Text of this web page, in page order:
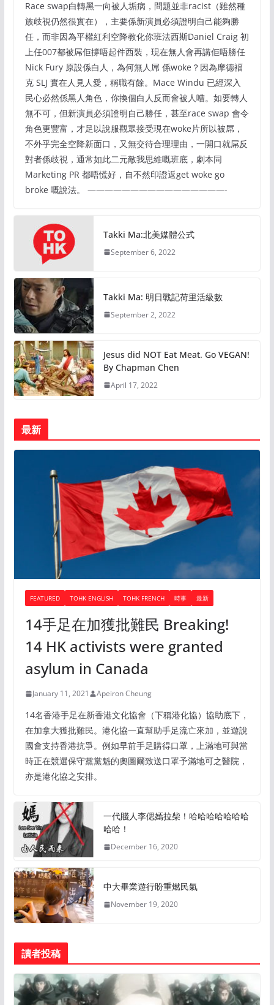
Race swap白轉黑一向被人垢病，問題並非racist（雖然種
族歧視仍然很實在），主要係新演員必須證明自己能夠勝
任，而非因為平權紅利空降教化你班法西斯Daniel Craig 初
上任007都被屌佢撐唔起件西裝，現在無人會再講佢唔勝任
Nick Fury 原設係白人，為何無人屌 係woke？因為摩德褔
克 SLJ 實在人見人愛，稱職有餘。Mace Windu 已經深入
民心必然係黑人角色，你換個白人反而會被人嘈。如要轉人
無不可，但新演員必須證明自己勝任，甚至race swap 會令
角色更豐富，才足以說服觀眾接受現在woke片所以被屌，
不外乎完全空降新面口，又無交待合理理由，一開口就屌反
對者係歧視，通常如此二元敵我思維嘅班底，劇本同
Marketing PR 都唔慌好，自不然印證返get woke go
broke 嘅說法。 ————————————————-
Takki Ma:北美媒體公式
September 6, 2022
Takki Ma: 明日戰記荷里活級數
September 2, 2022
Jesus did NOT Eat Meat. Go VEGAN!
By Chapman Chen
April 17, 2022
最新
FEATURED TOHK ENGLISH TOHK FRENCH 時事 最新
14手足在加獲批難民 Breaking!
14 HK activists were granted
asylum in Canada
January 11, 2021 Apeiron Cheung
14名香港手足在新香港文化協會（下稱港化協）協助底下，
在加拿大獲批難民。港化協一直幫助手足流亡來加，並遊說
國會支持香港抗爭。例如早前手足購得口罩，上滿地可與當
時正在競選保守黨黨魁的奧圖爾致送口罩予滿地可之醫院，
亦是港化協之安排。
一代賤人李偲嫣拉柴！哈哈哈哈哈哈哈
哈哈！
December 16, 2020
中大畢業遊行盼重燃民氣
November 19, 2020
讀者投稿